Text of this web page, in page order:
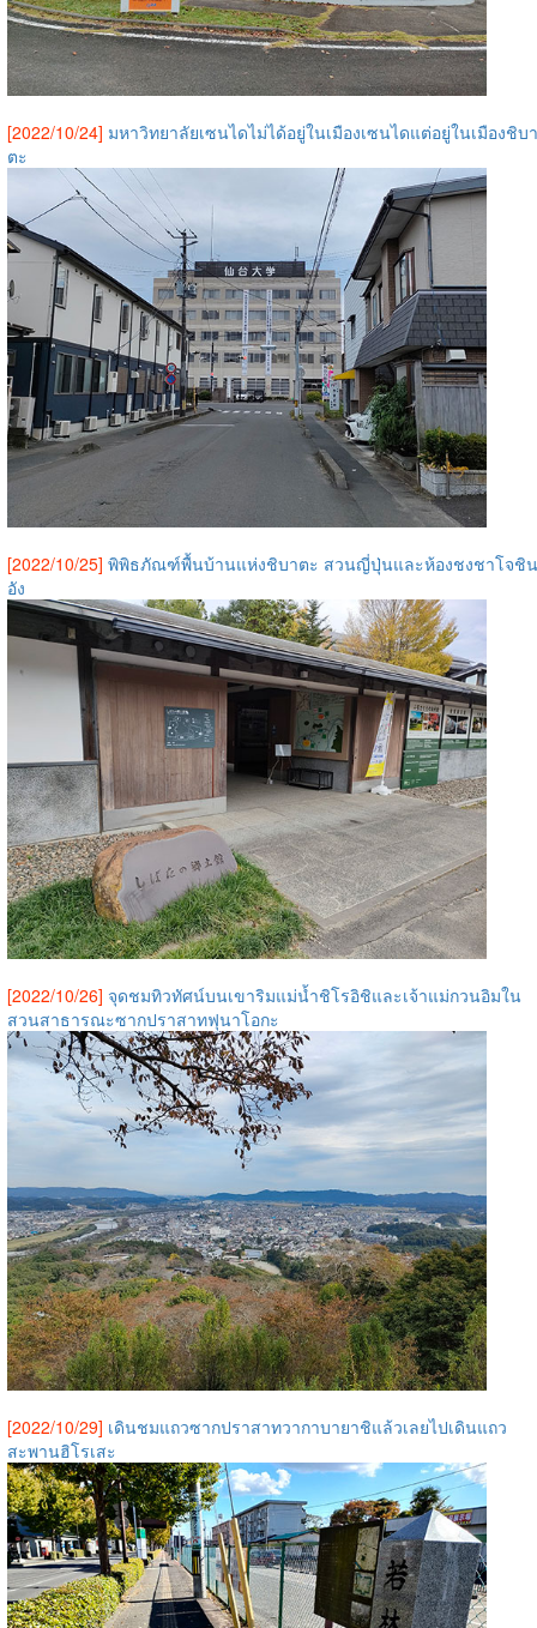
[2022/10/24] มหาวิทยาลัยเซนไดไม่ได้อยู่ในเมืองเซนไดแต่อยู่ในเมืองชิบา
ตะ
[2022/10/25] พิพิธภัณฑ์พื้นบ้านแห่งชิบาตะ สวนญี่ปุ่นและห้องชงชาโจชิน
อัง
[2022/10/26] จุดชมทิวทัศน์บนเขาริมแม่น้ำชิโรอิชิและเจ้าแม่กวนอิมใน
สวนสาธารณะซากปราสาทฟุนาโอกะ
[2022/10/29] เดินชมแถวซากปราสาทวากาบายาชิแล้วเลยไปเดินแถว
สะพานฮิโรเสะ